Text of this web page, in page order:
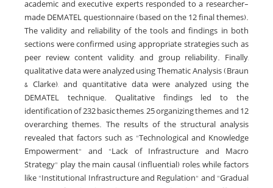
academic and executive experts responded to a researcher-
made DEMATEL questionnaire (based on the 12 final themes).
The validity and reliability of the tools and findings in both
sections were confirmed using appropriate strategies such as
peer review, content validity, and group reliability. Finally,
qualitative data were analyzed using Thematic Analysis (Braun
& Clarke), and quantitative data were analyzed using the
DEMATEL technique. Qualitative findings led to the
identification of 232 basic themes, 25 organizing themes, and 12
overarching themes. The results of the structural analysis
revealed that factors such as "Technological and Knowledge
Empowerment" and "Lack of Infrastructure and Macro
Strategy" play the main causal (influential) roles, while factors
like "Institutional Infrastructure and Regulation" and "Gradual